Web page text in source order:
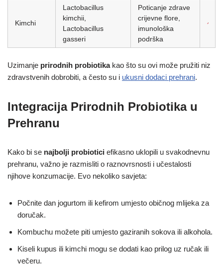
Kimchi
Lactobacillus
kimchii,
Lactobacillus
gasseri
Poticanje zdrave
crijevne flore,
imunološka
podrška
Uzimanje prirodnih probiotikakao što su ovi može pružiti niz
zdravstvenih dobrobiti, a često su i ukusni dodaci prehrani.
Integracija Prirodnih Probiotika u
Prehranu
Kako bi se najbolji probiotici efikasno uklopili u svakodnevnu
prehranu, važno je razmisliti o raznovrsnosti i učestalosti
njihove konzumacije. Evo nekoliko savjeta:
Počnite dan jogurtom ili kefirom umjesto običnog mlijeka za
doručak.
Kombuchu možete piti umjesto gaziranih sokova ili alkohola.
Kiseli kupus ili kimchi mogu se dodati kao prilog uz ručak ili
večeru.